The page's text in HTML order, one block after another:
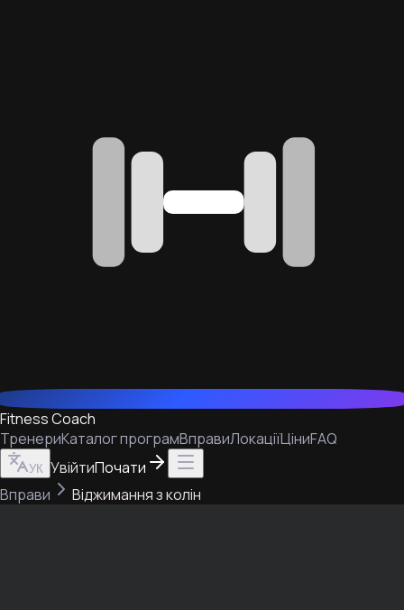
Fitness Coach
ТренериКаталог програмВправиЛокаціїЦіниFAQ
УК УвійтиПочати
Вправи
Віджимання з колін